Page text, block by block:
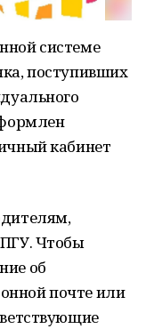
системе
поступивших
кабинет
Чтобы
об
почте или